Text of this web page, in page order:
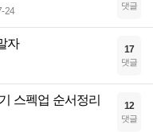
24 댓글
자 17
댓글
스펙업 순서정리 12
댓글